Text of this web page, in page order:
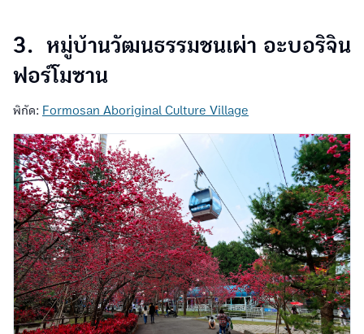
3. หมู่บ้านวัฒนธรรมชนเผ่า อะบอริจิน
ฟอร์โมซาน
พิกัด: Formosan Aboriginal Culture Village